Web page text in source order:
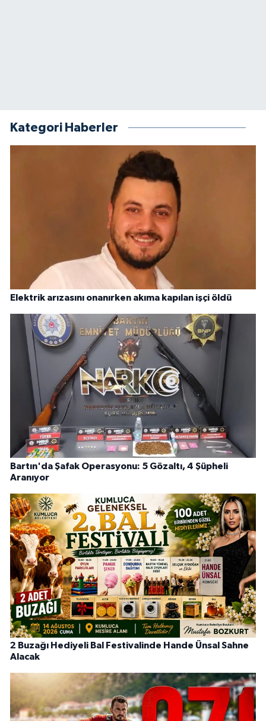
Kategori Haberler
Elektrik arızasını onanırken akıma kapılan işçi öldü
Bartın'da Şafak Operasyonu: 5 Gözaltı, 4 Şüpheli
Aranıyor
2 Buzağı Hediyeli Bal Festivalinde Hande Ünsal Sahne
Alacak